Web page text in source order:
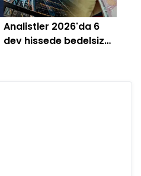
Analistler 2026'da 6
dev hissede bedelsiz